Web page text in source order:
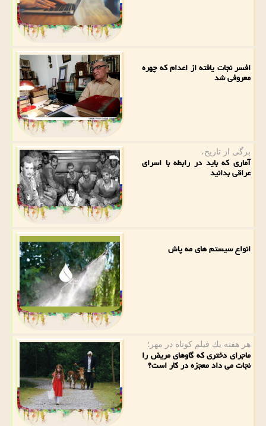
افسر نجات یافته از اعدام که چهره
معروفی شد
برگی از تاریخ،
آماری که باید در رابطه با اسرای
عراقی بدانید
انواع سیستم های مه پاش
هر هفته یك فیلم كوتاه در مهر؛
ماجرای دختری که گاوهای مریض را
نجات می داد معجزه در کار است؟